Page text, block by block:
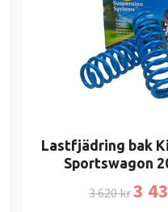
Lastfjädring bak
Sportswagon
3 620 kr3